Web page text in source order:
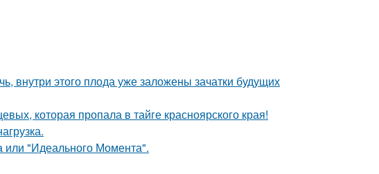
внутри этого плода уже заложены зачатки будущих
которая пропала в тайге красноярского края!
или "Идеального Момента".